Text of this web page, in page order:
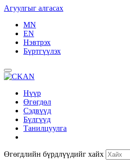
Агуулгыг алгасах
MN
EN
Нэвтрэх
Бүртгүүлэх
Нүүр
Өгөгдөл
Сэдвүүд
Бүлгүүд
Танилцуулга
Өгөгдлийн бүрдлүүдийг хайх